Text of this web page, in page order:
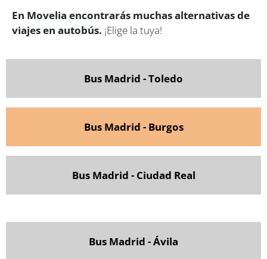
En Movelia encontrarás muchas alternativas de
viajes en autobús. ¡Elige la tuya!
Bus Madrid - Toledo
Bus Madrid - Burgos
Bus Madrid - Ciudad Real
Bus Madrid - Ávila